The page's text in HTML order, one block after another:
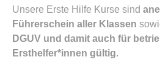
Unsere Erste Hilfe Kurse sind
Führerschein aller Klassen
DGUV und damit auch für
Ersthelfer*innen gültig.